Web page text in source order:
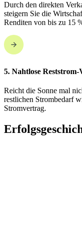
Durch den direkten
steigern Sie die
Renditen von bis zu 15
5. Nahtlose
Reicht die Sonne mal
restlichen Strombedarf
Stromvertrag.